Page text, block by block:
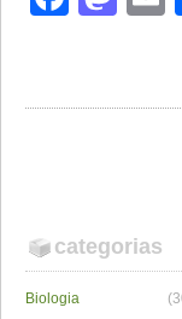
categorias
Biologia